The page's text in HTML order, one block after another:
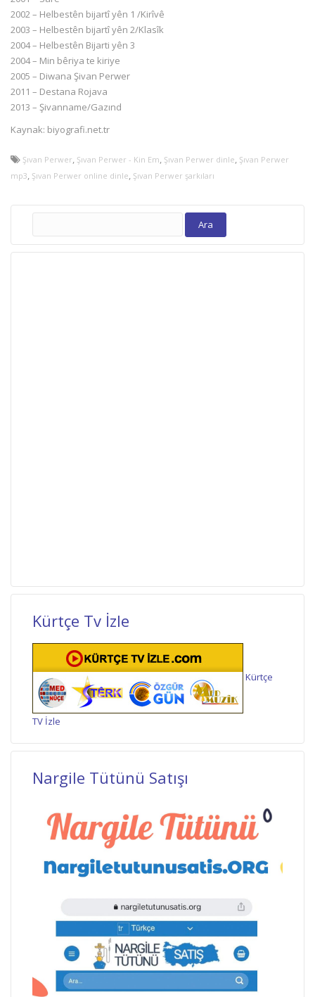
2002 – Helbestên bijartî yên 1 /Kirîvê
2003 – Helbestên bijartî yên 2/Klasîk
2004 – Helbestên Bijarti yên 3
2004 – Min bêriya te kiriye
2005 – Diwana Şivan Perwer
2011 – Destana Rojava
2013 – Şivanname/Gazınd
Kaynak: biyografi.net.tr
Şıvan Perwer, Şıvan Perwer - Kin Em, Şıvan Perwer dinle, Şıvan Perwer
mp3, Şıvan Perwer online dinle, Şıvan Perwer şarkıları
Arama:
Kürtçe Tv İzle
Kürtçe
TV İzle
Nargile Tütünü Satışı